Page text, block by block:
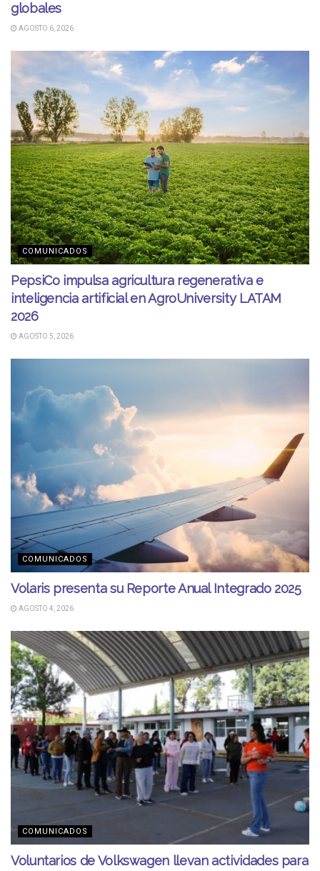
globales
AGOSTO 6, 2026
COMUNICADOS
PepsiCo impulsa agricultura regenerativa e
inteligencia artificial en AgroUniversity LATAM
2026
AGOSTO 5, 2026
COMUNICADOS
Volaris presenta su Reporte Anual Integrado 2025
AGOSTO 4, 2026
COMUNICADOS
Voluntarios de Volkswagen llevan actividades para